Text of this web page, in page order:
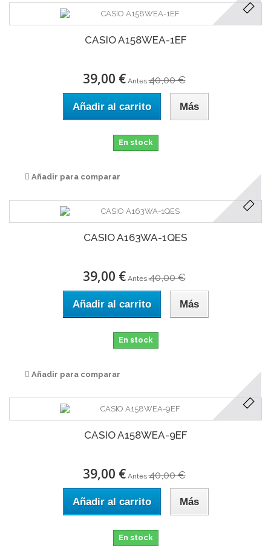
CASIO A158WEA-1EF
39,00 € Antes 40,00 €
Añadir al carrito Más
En stock
Añadir para comparar
CASIO A163WA-1QES
39,00 € Antes 40,00 €
Añadir al carrito Más
En stock
Añadir para comparar
CASIO A158WEA-9EF
39,00 € Antes 40,00 €
Añadir al carrito Más
En stock